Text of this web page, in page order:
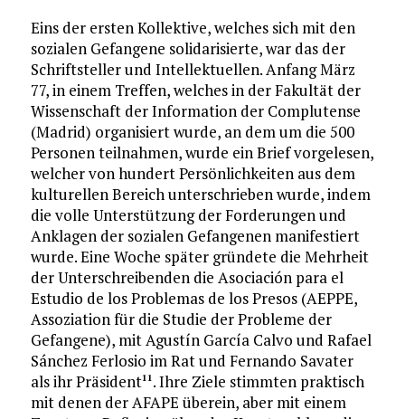
Eins der ersten Kollektive, welches sich mit den
sozialen Gefangene solidarisierte, war das der
Schriftsteller und Intellektuellen. Anfang März
77, in einem Treffen, welches in der Fakultät der
Wissenschaft der Information der Complutense
(Madrid) organisiert wurde, an dem um die 500
Personen teilnahmen, wurde ein Brief vorgelesen,
welcher von hundert Persönlichkeiten aus dem
kulturellen Bereich unterschrieben wurde, indem
die volle Unterstützung der Forderungen und
Anklagen der sozialen Gefangenen manifestiert
wurde. Eine Woche später gründete die Mehrheit
der Unterschreibenden die Asociación para el
Estudio de los Problemas de los Presos (AEPPE,
Assoziation für die Studie der Probleme der
Gefangene), mit Agustín García Calvo und Rafael
Sánchez Ferlosio im Rat und Fernando Savater
als ihr Präsident11. Ihre Ziele stimmten praktisch
mit denen der AFAPE überein, aber mit einem